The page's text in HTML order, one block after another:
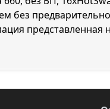
представленная